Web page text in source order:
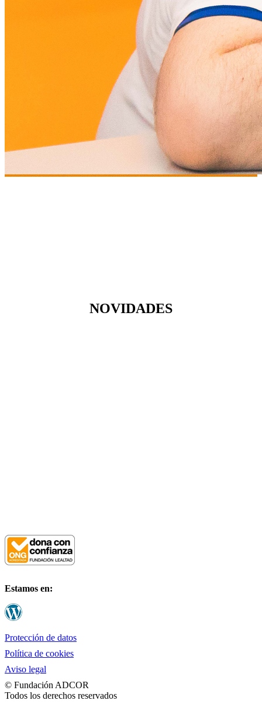
NOVIDADES
Estamos en:
Protección de datos
Política de cookies
Aviso legal
© Fundación ADCOR
Todos los derechos reservados